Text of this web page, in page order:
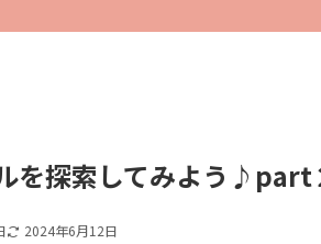
当サイトではアフ
を探索してみよう♪part
2024年6月12日